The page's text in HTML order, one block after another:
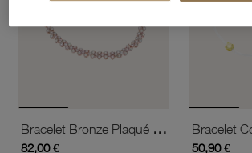
Bracelet Bronze Plaqué Or Rose Et Oxydes De Zirconium
82,00 € 50,90 €